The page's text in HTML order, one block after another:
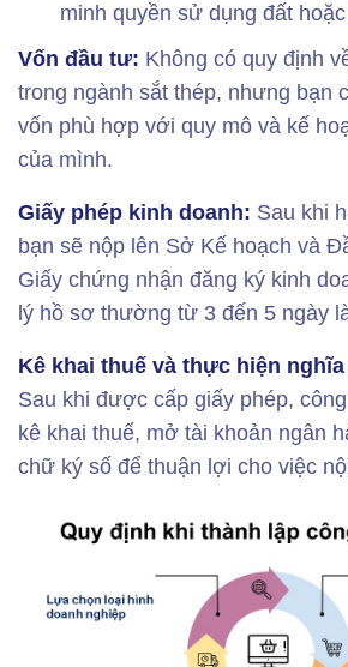
minh quyền sử dụng đất
Vốn đầu tư: Không có quy định
trong ngành sắt thép, nhưng bạn
vốn phù hợp với quy mô và kế
của mình.
Giấy phép kinh doanh: Sau khi
bạn sẽ nộp lên Sở Kế hoạch và
Giấy chứng nhận đăng ký kinh
lý hồ sơ thường từ 3 đến 5 ngày
Kê khai thuế và thực hiện
Sau khi được cấp giấy phép,
kê khai thuế, mở tài khoản ngân
chữ ký số để thuận lợi cho việc